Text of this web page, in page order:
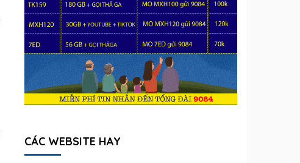
CÁC WEBSITE HAY